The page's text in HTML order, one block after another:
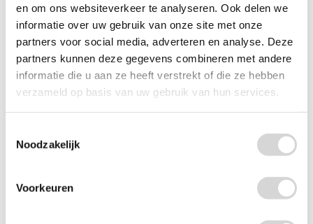
en om ons websiteverkeer te analyseren. Ook delen we
informatie over uw gebruik van onze site met onze
partners voor social media, adverteren en analyse. Deze
partners kunnen deze gegevens combineren met andere
informatie die u aan ze heeft verstrekt of die ze hebben
verzameld op basis van uw gebruik van hun services.
Noodzakelijk
Voorkeuren
Afzuigzakken met zijvouw (per 10 stuks)
(7)
vanaf
22,65